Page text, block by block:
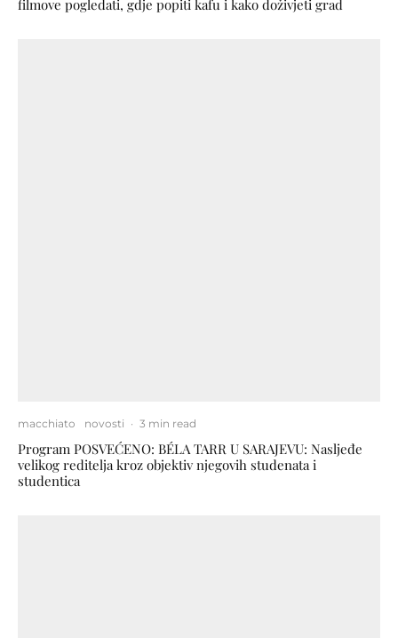
filmove pogledati, gdje popiti kafu i kako doživjeti grad
macchiato novosti · 3 min read
Program POSVEĆENO: BÉLA TARR U SARAJEVU: Nasljeđe
velikog reditelja kroz objektiv njegovih studenata i
studentica